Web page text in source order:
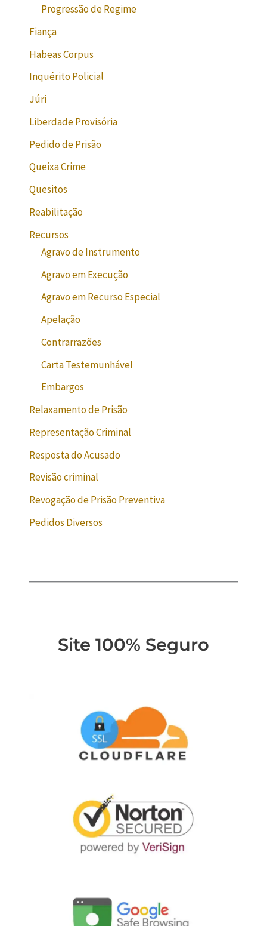
Progressão de Regime
Fiança
Habeas Corpus
Inquérito Policial
Júri
Liberdade Provisória
Pedido de Prisão
Queixa Crime
Quesitos
Reabilitação
Recursos
Agravo de Instrumento
Agravo em Execução
Agravo em Recurso Especial
Apelação
Contrarrazões
Carta Testemunhável
Embargos
Relaxamento de Prisão
Representação Criminal
Resposta do Acusado
Revisão criminal
Revogação de Prisão Preventiva
Pedidos Diversos
Site 100% Seguro